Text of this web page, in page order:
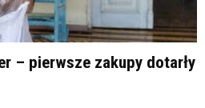
– pierwsze zakupy dotarły